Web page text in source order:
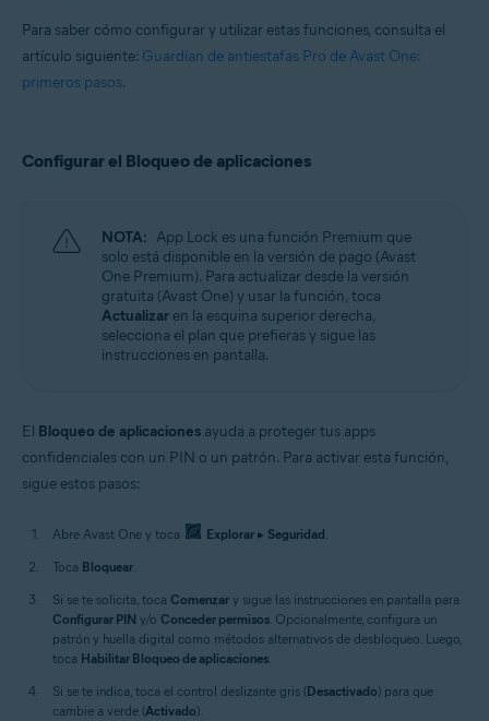
Para saber cómo configurar y utilizar estas funciones, consulta el
artículo siguiente: Guardían de antiestafas Pro de Avast One:
primeros pasos.
Configurar el Bloqueo de aplicaciones
NOTA: App Lock es una función Premium que
solo está disponible en la versión de pago (Avast
One Premium). Para actualizar desde la versión
gratuita (Avast One) y usar la función, toca
Actualizar en la esquina superior derecha,
selecciona el plan que prefieras y sigue las
instrucciones en pantalla.
El Bloqueo de aplicaciones ayuda a proteger tus apps
confidenciales con un PIN o un patrón. Para activar esta función,
sigue estos pasos:
Abre Avast One y toca Explorar ▸ Seguridad.
Toca Bloquear.
Si se te solicita, toca Comenzar y sigue las instrucciones en pantalla para
Configurar PIN y/o Conceder permisos. Opcionalmente, configura un
patrón y huella digital como métodos alternativos de desbloqueo. Luego,
toca Habilitar Bloqueo de aplicaciones.
Si se te indica, toca el control deslizante gris (Desactivado) para que
cambie a verde (Activado).